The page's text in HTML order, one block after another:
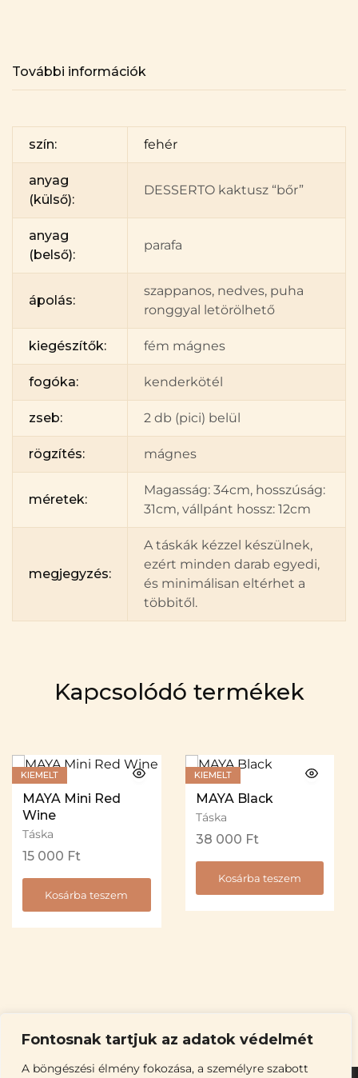
Fontosnak tartjuk az adatok védelmét
A böngészési élmény fokozása, a személyre szabott
További információk
szín: fehér
anyag
(külső):
DESSERTO kaktusz “bőr”
anyag
(belső):
parafa
ápolás:
szappanos, nedves, puha
ronggyal letörölhető
kiegészítők: fém mágnes
fogóka: kenderkötél
zseb: 2 db (pici) belül
rögzítés: mágnes
méretek:
Magasság: 34cm, hosszúság:
31cm, vállpánt hossz: 12cm
megjegyzés:
A táskák kézzel készülnek,
ezért minden darab egyedi,
és minimálisan eltérhet a
többitől.
Kapcsolódó termékek
KIEMELT
Táska
MAYA Mini Red
Wine
15 000 Ft
Kosárba teszem
KIEMELT
Táska
MAYA Black
38 000 Ft
Kosárba teszem